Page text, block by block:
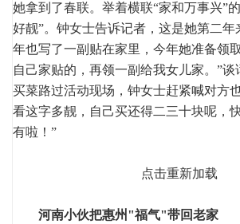
她拿到了春联。举着横联“家和万事兴”
好靓”。钟女士告诉记者，这是她第二
年也写了一副贴在家里，今年她准备领
自己家贴的，再领一副给我女儿家。”
买菜路过活动现场，钟女士赶紧喊对方
看这字多靓，自己买还得二三十块呢，
有啦！”
点击重新加载
河南小伙把惠州"福气"带回老家